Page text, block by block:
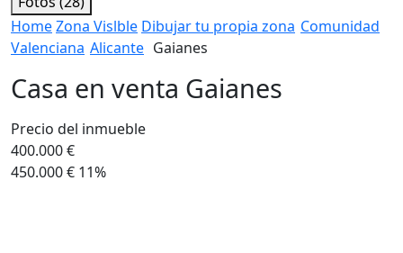
HomeZona Vislble Dibujar tu propia zona Comunidad
Valenciana Alicante Gaianes
Casa en venta Gaianes
Precio del inmueble
400.000 €
450.000 € 11%